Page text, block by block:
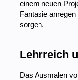
einem neuen
Fantasie
sorgen.
Lehrreich
Das Ausmalen